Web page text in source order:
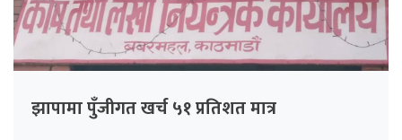
झापामा पुँजीगत खर्च ५१ प्रतिशत मात्र